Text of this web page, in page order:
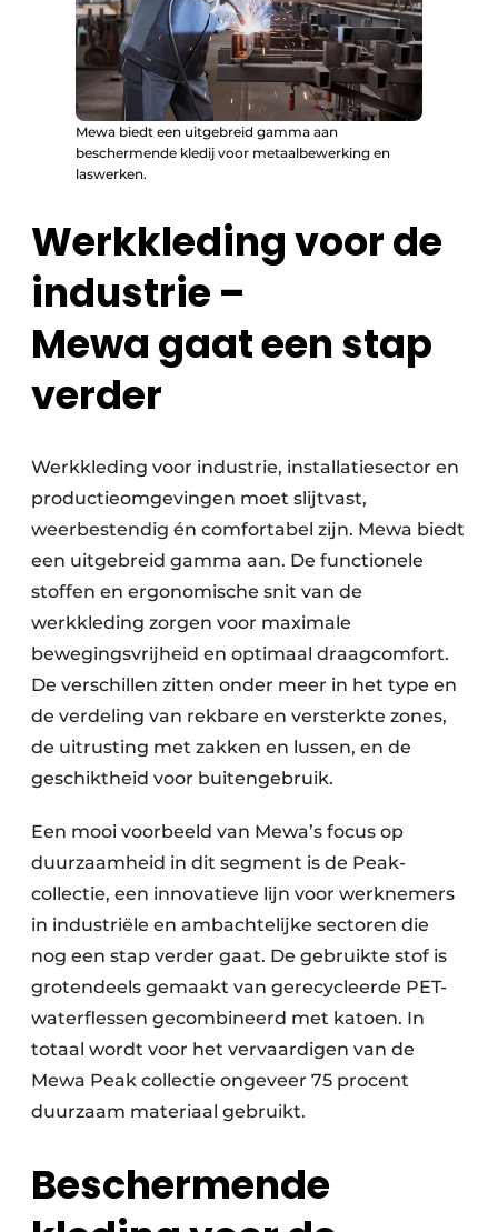
Mewa biedt een uitgebreid gamma aan
beschermende kledij voor metaalbewerking en
laswerken.
Werkkleding voor de
industrie –
Mewa gaat een stap
verder
Werkkleding voor industrie, installatiesector en
productieomgevingen moet slijtvast,
weerbestendig én comfortabel zijn. Mewa biedt
een uitgebreid gamma aan. De functionele
stoffen en ergonomische snit van de
werkkleding zorgen voor maximale
bewegingsvrijheid en optimaal draagcomfort.
De verschillen zitten onder meer in het type en
de verdeling van rekbare en versterkte zones,
de uitrusting met zakken en lussen, en de
geschiktheid voor buitengebruik.
Een mooi voorbeeld van Mewa’s focus op
duurzaamheid in dit segment is de Peak-
collectie, een innovatieve lijn voor werknemers
in industriële en ambachtelijke sectoren die
nog een stap verder gaat. De gebruikte stof is
grotendeels gemaakt van gerecycleerde PET-
waterflessen gecombineerd met katoen. In
totaal wordt voor het vervaardigen van de
Mewa Peak collectie ongeveer 75 procent
duurzaam materiaal gebruikt.
Beschermende